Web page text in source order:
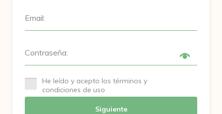
Email:
Contraseña:
He leído y acepto los términos y
condiciones de uso
Siguiente